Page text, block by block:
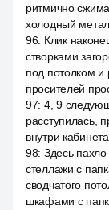
ритмично
холодный
96: Клик
створками
под потолком
просителей
97: 4, 9
расступилась,
внутри
98: Здесь
стеллажи с
сводчатого
шкафами с